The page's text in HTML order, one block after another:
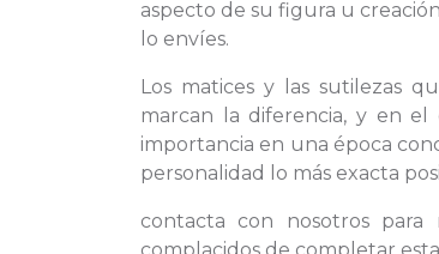
aspecto de su figura u
lo envíes.
Los matices y las sutilezas
marcan la diferencia, y en
importancia en una época
personalidad lo más exacta
contacta con nosotros